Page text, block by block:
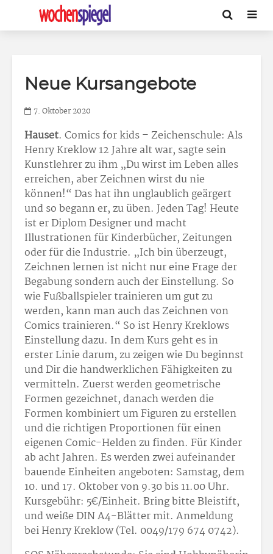
Neue Kursangebote
7. Oktober 2020
Hauset. Comics for kids – Zeichenschule: Als
Henry Kreklow 12 Jahre alt war, sagte sein
Kunstlehrer zu ihm „Du wirst im Leben alles
erreichen, aber Zeichnen wirst du nie
können!“ Das hat ihn unglaublich geärgert
und so begann er, zu üben. Jeden Tag! Heute
ist er Diplom Designer und macht
Illustrationen für Kinderbücher, Zeitungen
oder für die Industrie. „Ich bin überzeugt,
Zeichnen lernen ist nicht nur eine Frage der
Begabung sondern auch der Einstellung. So
wie Fußballspieler trainieren um gut zu
werden, kann man auch das Zeichnen von
Comics trainieren.“ So ist Henry Kreklows
Einstellung dazu. In dem Kurs geht es in
erster Linie darum, zu zeigen wie Du beginnst
und Dir die handwerklichen Fähigkeiten zu
vermitteln. Zuerst werden geometrische
Formen gezeichnet, danach werden die
Formen kombiniert um Figuren zu erstellen
und die richtigen Proportionen für einen
eigenen Comic-Helden zu finden. Für Kinder
ab acht Jahren. Es werden zwei aufeinander
bauende Einheiten angeboten: Samstag, dem
10. und 17. Oktober von 9.30 bis 11.00 Uhr.
Kursgebühr: 5€/Einheit. Bring bitte Bleistift,
und weiße DIN A4-Blätter mit. Anmeldung
bei Henry Kreklow (Tel. 0049/179 674 0742).